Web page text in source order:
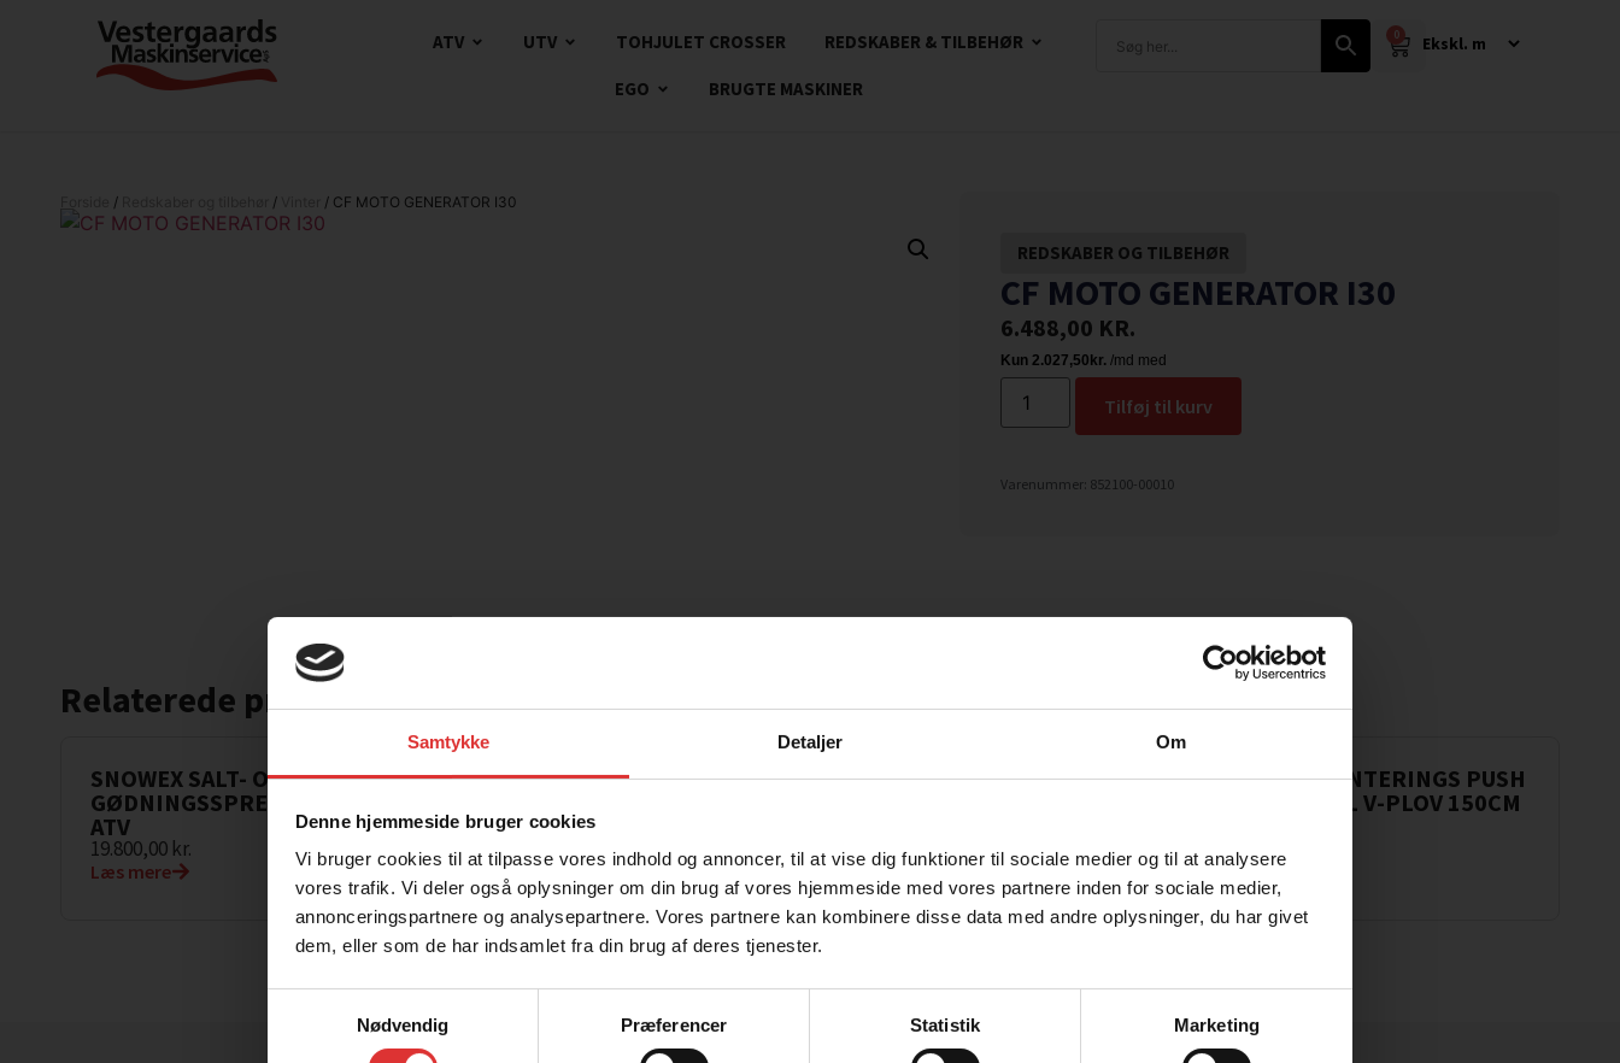
Samtykke Detaljer Om
Denne hjemmeside bruger cookies
Vi bruger cookies til at tilpasse vores indhold og annoncer, til at vise dig funktioner til sociale medier og til at analysere
vores trafik. Vi deler også oplysninger om din brug af vores hjemmeside med vores partnere inden for sociale medier,
annonceringspartnere og analysepartnere. Vores partnere kan kombinere disse data med andre oplysninger, du har givet
dem, eller som de har indsamlet fra din brug af deres tjenester.
Nødvendig
Præferencer Statistik Marketing
ATV UTV TOHJULET CROSSER REDSKABER & TILBEHØR
EGO BRUGTE MASKINER
0
/ / / CF MOTO GENERATOR I30
REDSKABER OG TILBEHØR
CF MOTO GENERATOR I30
6.488,00 KR.
Tilføj til kurv
Varenummer: 852100-00010
Relaterede produkter.
SNOWEX SALT- OG
GØDNINGSSPREDER TIL
ATV
19.800,00 kr.
Læs mere
VALSESPREDER SP 95 76
9.700,00kr.
Læs mere
GUMMIBLAD TIL V-PLOV
Læs mere
FRONTMONTERINGS PUSH
BESLAG TIL V-PLOV 150CM
Læs mere
Jeg handler som
Privatperson
Priser inkl. moms Priser ekskl. moms